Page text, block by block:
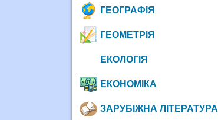
ГЕОГРАФІЯ
ГЕОМЕТРІЯ
ЕКОЛОГІЯ
ЕКОНОМІКА
ЗАРУБІЖНА ЛІТЕРАТУРА